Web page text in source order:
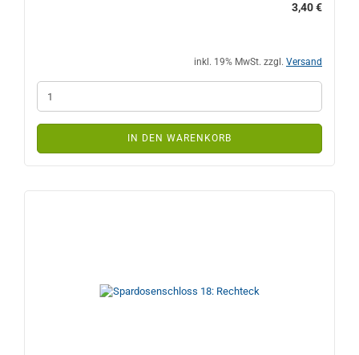
3,40 €
inkl. 19% MwSt. zzgl. Versand
IN DEN WARENKORB